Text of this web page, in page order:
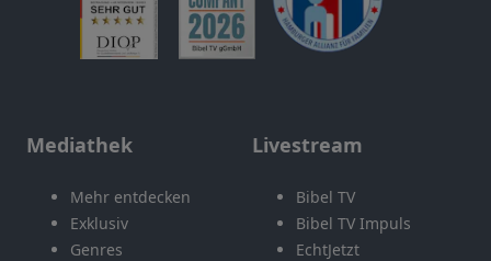
Mediathek
Mehr entdecken
Exklusiv
Genres
Livestream
Bibel TV
Bibel TV Impuls
EchtJetzt